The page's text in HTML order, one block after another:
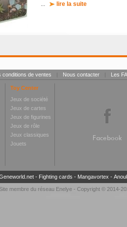
...
lire la suite
conditions de ventes | Nous contacter | Les
Toy Center
Jeux de société
Jeux de cartes
Jeux de figurines
Jeux de rôle
Jeux classiques
Jouets
Facebook
- Fighting cards - Mangavortex -
Site membre du réseau Enelye - Copyright © 2014-